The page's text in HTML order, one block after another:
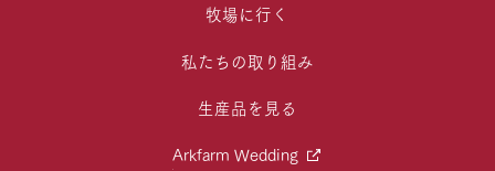
牧場に行く
私たちの取り組み
生産品を見る
Arkfarm Wedding